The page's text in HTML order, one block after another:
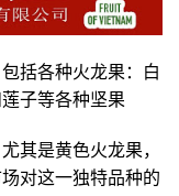
括各种火龙果：白
子等各种坚果
其是黄色火龙果，
对这一独特品种的